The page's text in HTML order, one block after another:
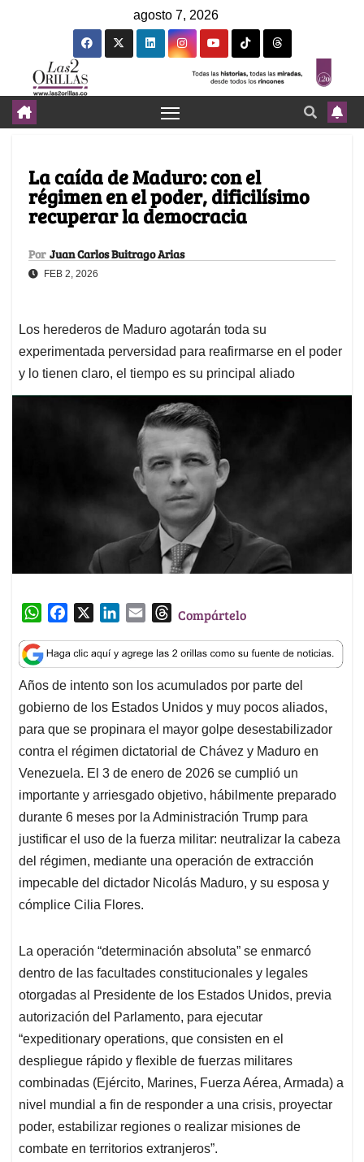
agosto 7, 2026
La caída de Maduro: con el
régimen en el poder, dificilísimo
recuperar la democracia
Por Juan Carlos Buitrago Arias
FEB 2, 2026
Los herederos de Maduro agotarán toda su
experimentada perversidad para reafirmarse en el poder
y lo tienen claro, el tiempo es su principal aliado
W
a
t
s
A
p
p
c
e
b
o
o
k
n
k
e
d
I
n
a
i
l
T
r
e
a
d
s
Compártelo
Años de intento son los acumulados por parte del
gobierno de los Estados Unidos y muy pocos aliados,
para que se propinara el mayor golpe desestabilizador
contra el régimen dictatorial de Chávez y Maduro en
Venezuela. El 3 de enero de 2026 se cumplió un
importante y arriesgado objetivo, hábilmente preparado
durante 6 meses por la Administración Trump para
justificar el uso de la fuerza militar: neutralizar la cabeza
del régimen, mediante una operación de extracción
impecable del dictador Nicolás Maduro, y su esposa y
cómplice Cilia Flores.
La operación “determinación absoluta” se enmarcó
dentro de las facultades constitucionales y legales
otorgadas al Presidente de los Estados Unidos, previa
autorización del Parlamento, para ejecutar
“expeditionary operations, que consisten en el
despliegue rápido y flexible de fuerzas militares
combinadas (Ejército, Marines, Fuerza Aérea, Armada) a
nivel mundial a fin de responder a una crisis, proyectar
poder, estabilizar regiones o realizar misiones de
combate en territorios extranjeros”.